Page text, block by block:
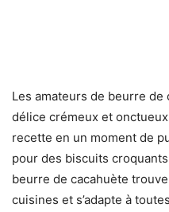
Les amateurs de beurre
délice crémeux et
recette en un moment de
pour des biscuits
beurre de cacahuète
cuisines et s’adapte à